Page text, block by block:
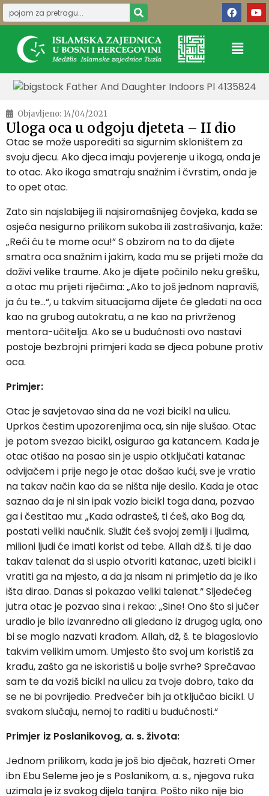
Objavljeno: 14/04/2021
Uloga oca u odgoju djeteta – II dio
Otac se može usporediti sa sigurnim skloništem za
svoju djecu. Ako djeca imaju povjerenje u ikoga, onda je
to otac. Ako ikoga smatraju snažnim i čvrstim, onda je
to opet otac.
Zato sin najslabijeg ili najsiromašnijeg čovjeka, kada se
osjeća nesigurno prilikom sukoba ili zastrašivanja, kaže:
„Reći ću te mome ocu!” S obzirom na to da dijete
smatra oca snažnim i jakim, kada mu se prijeti može da
doživi velike traume. Ako je dijete počinilo neku grešku,
a otac mu prijeti riječima: „Ako to još jednom napraviš,
ja ću te…“, u takvim situacijama dijete će gledati na oca
kao na grubog autokratu, a ne kao na privrženog
mentora-učitelja. Ako se u budućnosti ovo nastavi
postoje bezbrojni primjeri kada se djeca pobune protiv
oca.
Primjer:
Otac je savjetovao sina da ne vozi bicikl na ulicu.
Uprkos čestim upozorenjima oca, sin nije slušao. Otac
je potom svezao bicikl, osigurao ga katancem. Kada je
otac otišao na posao sin je uspio otključati katanac
odvijačem i prije nego je otac došao kući, sve je vratio
na takav način kao da se ništa nije desilo. Kada je otac
saznao da je ni sin ipak vozio bicikl toga dana, pozvao
ga i čestitao mu: „Kada odrasteš, ti ćeš, ako Bog da,
postati veliki naučnik. Služit ćeš svojoj zemlji i ljudima,
milioni ljudi će imati korist od tebe. Allah dž.š. ti je dao
takav talenat da si uspio otvoriti katanac, uzeti bicikl i
vratiti ga na mjesto, a da ja nisam ni primjetio da je iko
išta dirao. Danas si pokazao veliki talenat.“ Sljedećeg
jutra otac je pozvao sina i rekao: „Sine! Ono što si jučer
uradio je bilo izvanredno ali gledano iz drugog ugla, ono
bi se moglo nazvati krađom. Allah, dž, š. te blagoslovio
takvim velikim umom. Umjesto što svoj um koristiš za
krađu, zašto ga ne iskoristiš u bolje svrhe? Sprečavao
sam te da voziš bicikl na ulicu za tvoje dobro, tako da
se ne bi povrijedio. Predvečer bih ja otključao bicikl. U
svakom slučaju, nemoj to raditi u budućnosti.“
Primjer iz Poslanikovog, a. s. života:
Jednom prilikom, kada je još bio dječak, hazreti Omer
ibn Ebu Seleme jeo je s Poslanikom, a. s., njegova ruka
uzimala je iz svakog dijela tanjira. Pošto niko nije bio